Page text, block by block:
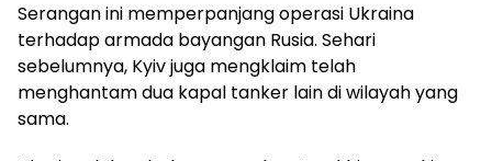
Serangan ini memperpanjang operasi Ukraina
terhadap armada bayangan Rusia. Sehari
sebelumnya, Kyiv juga mengklaim telah
menghantam dua kapal tanker lain di wilayah yang
sama.